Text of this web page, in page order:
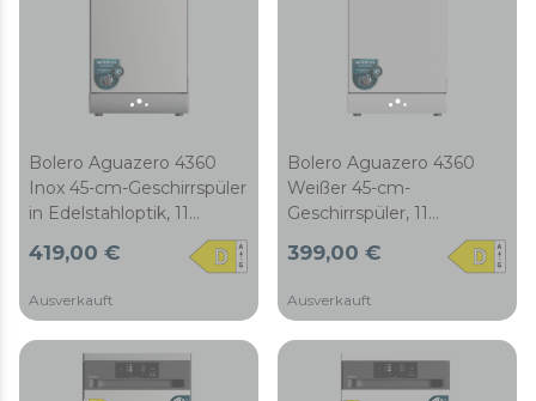
Bolero Aguazero 4360
Inox 45-cm-Geschirrspüler
in Edelstahloptik, 11
Maßgedecke, Inverter-
Plus-Duo-Motor, Klasse D,
Programme, Funktionen
Super Dry, Save+,
AutoClean,
Startzeitvorwahl, mit
419,00 €
Ausverkauft
Bolero Aguazero 4360
Weißer 45-cm-
Geschirrspüler, 11
Maßgedecke, Inverter-
Plus-Duo-Motor, Klasse D,
Programme, Funktionen
Super Dry, Save+,
AutoClean,
Startzeitvorwahl, mit
399,00 €
Ausverkauft